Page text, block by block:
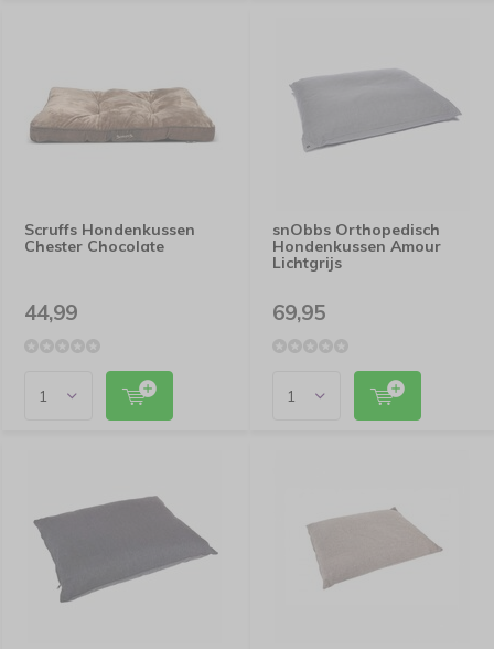
Scruffs Hondenkussen
Chester Chocolate
44,99
snObbs Orthopedisch
Hondenkussen Amour
Lichtgrijs
69,95